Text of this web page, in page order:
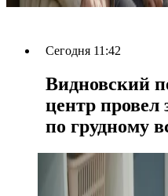
Сегодня 11:42
Видновский
центр провел
по грудному